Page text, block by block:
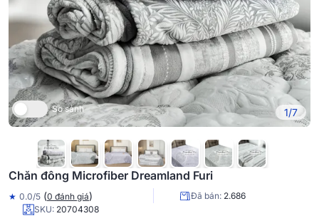
So sánh 1/7
Chăn đông Microfiber Dreamland Furi
★ 0.0/5 (0 đánh giá) Đã bán: 2.686
SKU: 20704308